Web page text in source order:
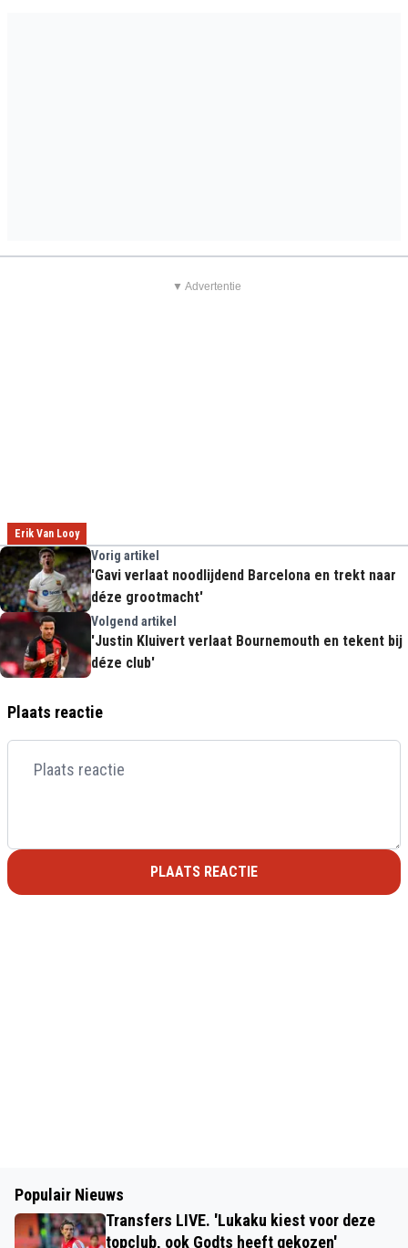
▼ Advertentie
Erik Van Looy
Vorig artikel
'Gavi verlaat noodlijdend Barcelona en trekt naar
déze grootmacht'
Volgend artikel
'Justin Kluivert verlaat Bournemouth en tekent bij
déze club'
Plaats reactie
PLAATS REACTIE
Populair Nieuws
Transfers LIVE. 'Lukaku kiest voor deze
topclub, ook Godts heeft gekozen'